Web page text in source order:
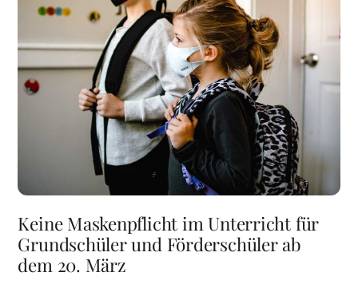
Keine Maskenpflicht im Unterricht für
Grundschüler und Förderschüler ab
dem 20. März